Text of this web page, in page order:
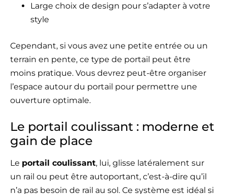
Large choix de design pour s’adapter à votre
style
Cependant, si vous avez une petite entrée ou un
terrain en pente, ce type de portail peut être
moins pratique. Vous devrez peut-être organiser
l’espace autour du portail pour permettre une
ouverture optimale.
Le portail coulissant : moderne et
gain de place
Le portail coulissant, lui, glisse latéralement sur
un rail ou peut être autoportant, c’est-à-dire qu’il
n’a pas besoin de rail au sol. Ce système est idéal si